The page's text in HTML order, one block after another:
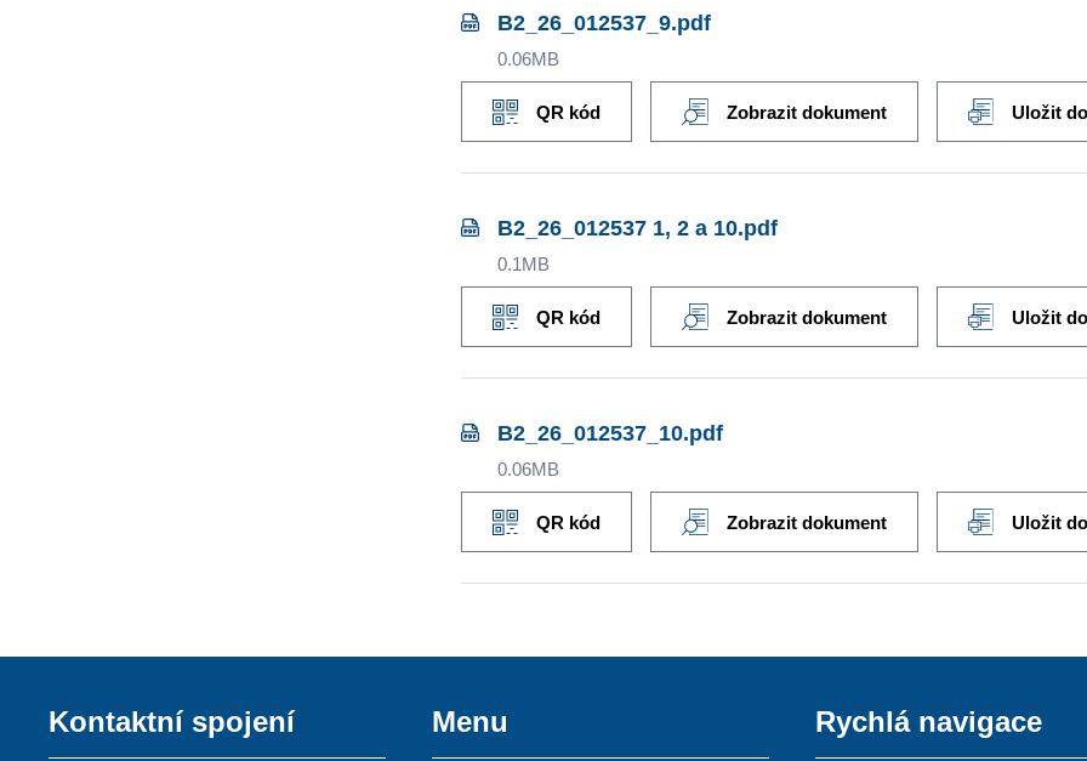
B2_26_012537_9.pdf
0.06MB
QR kód Zobrazit dokument Uložit
B2_26_012537 1, 2 a 10.pdf
0.1MB
QR kód Zobrazit dokument Uložit
B2_26_012537_10.pdf
0.06MB
QR kód Zobrazit dokument Uložit
Kontaktní spojení Menu Rychlá navigace